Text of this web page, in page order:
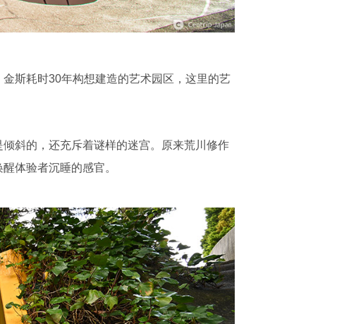
斯耗时30年构想建造的艺术园区，这里的艺
斜的，还充斥着谜样的迷宫。原来荒川修作
体验者沉睡的感官。